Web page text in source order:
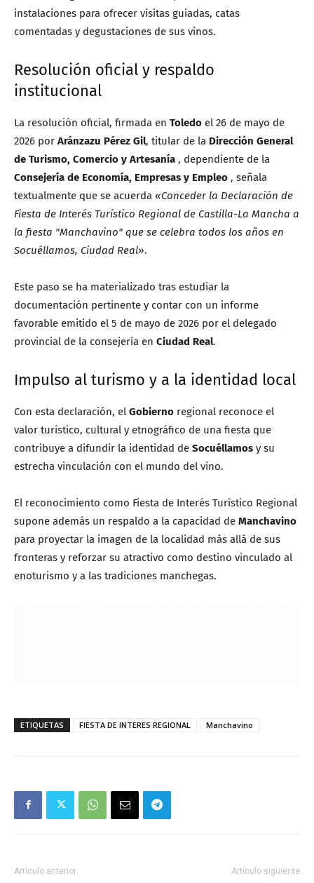
instalaciones para ofrecer visitas guiadas, catas
comentadas y degustaciones de sus vinos.
Resolución oficial y respaldo
institucional
La resolución oficial, firmada en Toledo el 26 de mayo de
2026 por Aránzazu Pérez Gil, titular de la Dirección General
de Turismo, Comercio y Artesanía , dependiente de la
Consejería de Economía, Empresas y Empleo , señala
textualmente que se acuerda «Conceder la Declaración de
Fiesta de Interés Turístico Regional de Castilla-La Mancha a
la fiesta "Manchavino" que se celebra todos los años en
Socuéllamos, Ciudad Real».
Este paso se ha materializado tras estudiar la
documentación pertinente y contar con un informe
favorable emitido el 5 de mayo de 2026 por el delegado
provincial de la consejería en Ciudad Real.
Impulso al turismo y a la identidad local
Con esta declaración, el Gobierno regional reconoce el
valor turístico, cultural y etnográfico de una fiesta que
contribuye a difundir la identidad de Socuéllamos y su
estrecha vinculación con el mundo del vino.
El reconocimiento como Fiesta de Interés Turístico Regional
supone además un respaldo a la capacidad de Manchavino
para proyectar la imagen de la localidad más allá de sus
fronteras y reforzar su atractivo como destino vinculado al
enoturismo y a las tradiciones manchegas.
ETIQUETAS FIESTA DE INTERES REGIONAL Manchavino
Artículo anterior Artículo siguiente